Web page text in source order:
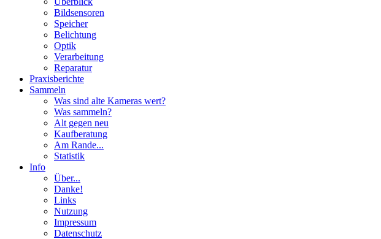
Bildsensoren
Speicher
Belichtung
Optik
Verarbeitung
Reparatur
Praxisberichte
Sammeln
Was sind alte Kameras wert?
Was sammeln?
Alt gegen neu
Kaufberatung
Am Rande...
Statistik
Info
Über...
Danke!
Links
Nutzung
Impressum
Datenschutz